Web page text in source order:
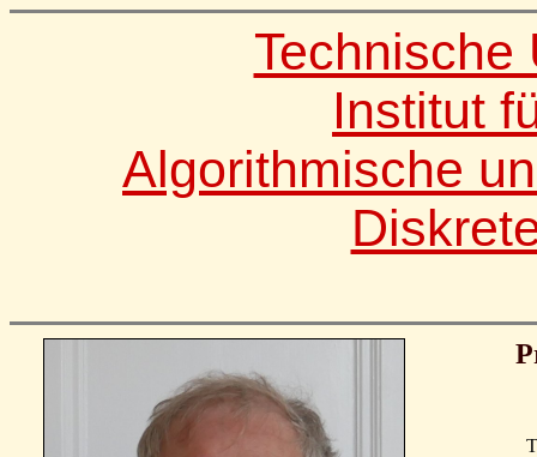
Technische
Institut
Algorithmische